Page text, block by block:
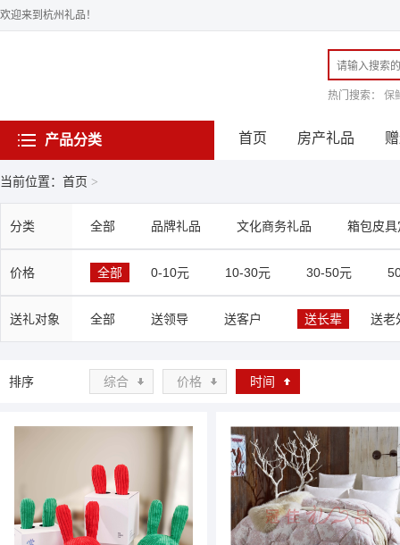
欢迎来到杭州礼品！
热门搜索： 保
产品分类 首页 房产礼品
当前位置：首页 >
分类 全部 品牌礼品 文化商务礼品 箱包皮具
价格 全部 0-10元 10-30元 30-50元
送礼对象 全部 送领导 送客户 送长辈 送老
排序 综合 价格 时间